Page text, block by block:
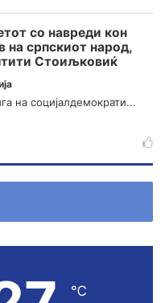
со навреди кон
на српскиот народ,
Стоиљковиќ
на социјалдемократи...
℃